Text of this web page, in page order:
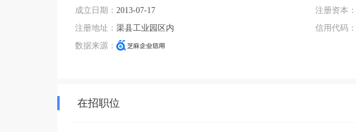
成立日期： 2013-07-17
注册地址： 渠县工业园区内
数据来源：
注册资本：
信用代码：
在招职位